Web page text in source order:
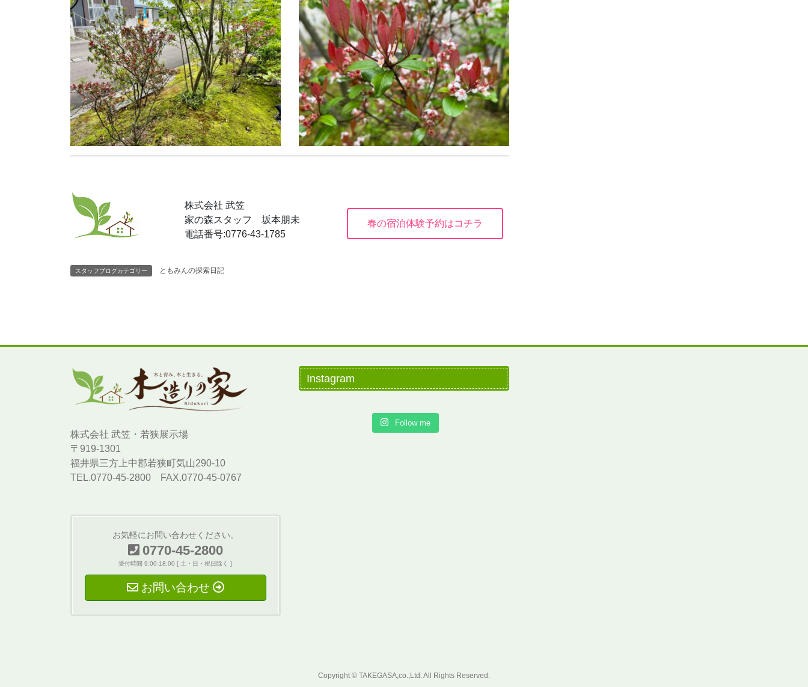
株式会社 武笠
家の森スタッフ 坂本朋未
電話番号:0776-43-1785
春の宿泊体験予約はコチラ
スタッフブログカテゴリー ともみんの探索日記
株式会社 武笠・若狭展示場
〒919-1301
福井県三方上中郡若狭町気山290-10
TEL.0770-45-2800 FAX.0770-45-0767
お気軽にお問い合わせください。
0770-45-2800
受付時間 9:00-18:00 [ 土・日・祝日除く ]
お問い合わせ
Instagram
Follow me
Copyright © TAKEGASA,co.,Ltd. All Rights Reserved.